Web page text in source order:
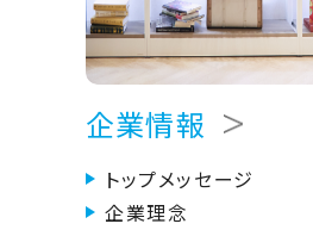
企業情報
トップメッセージ
企業理念